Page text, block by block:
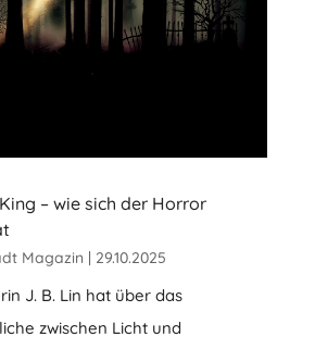
– wie sich der Horror
Magazin 29.10.2025
J. B. Lin hat über das
zwischen Licht und